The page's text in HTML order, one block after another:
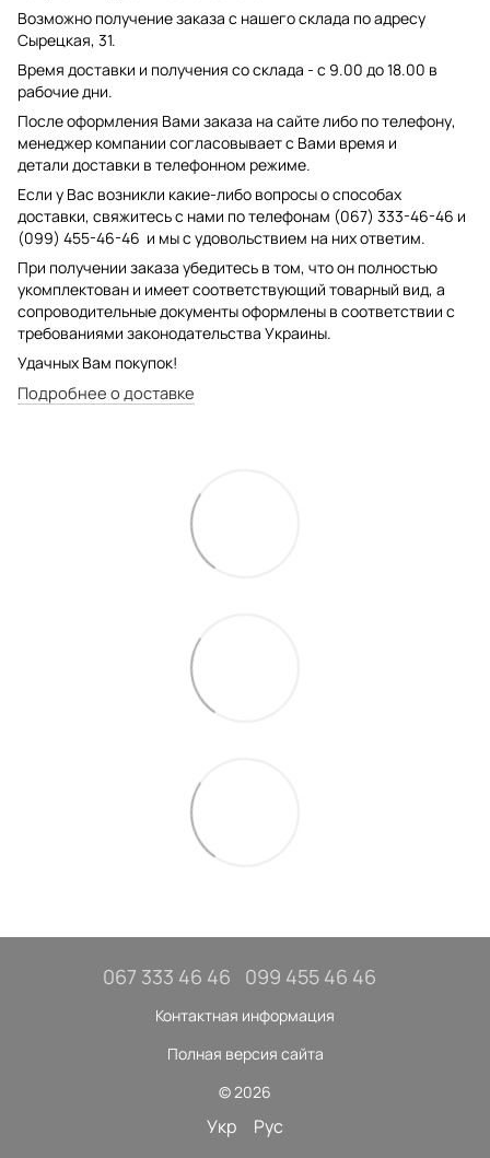
Возможно получение заказа с нашего склада по адресу
Сырецкая, 31.
Время доставки и получения со склада - с 9.00 до 18.00 в
рабочие дни.
После оформления Вами заказа на сайте либо по телефону,
менеджер компании согласовывает с Вами время и
детали доставки в телефонном режиме.
Если у Вас возникли какие-либо вопросы о способах
доставки, свяжитесь с нами по телефонам (067) 333-46-46 и
(099) 455-46-46 и мы с удовольствием на них ответим.
При получении заказа убедитесь в том, что он полностью
укомплектован и имеет соответствующий товарный вид, а
сопроводительные документы оформлены в соответствии с
требованиями законодательства Украины.
Удачных Вам покупок!
Подробнее о доставке
067 333 46 46 099 455 46 46
Контактная информация
Полная версия сайта
© 2026
Укр Рус